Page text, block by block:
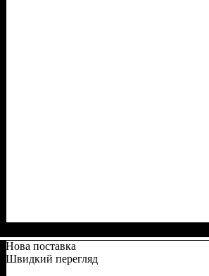
Нова поставка
Швидкий перегляд